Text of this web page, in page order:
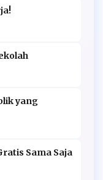
yang
Sama Saja